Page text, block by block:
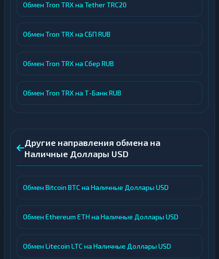
Обмен Tron TRX на Tether TRC20
Обмен Tron TRX на СБП RUB
Обмен Tron TRX на Сбер RUB
Обмен Tron TRX на Т-Банк RUB
Другие направления обмена на
Наличные Доллары USD
Обмен Bitcoin BTC на Наличные Доллары USD
Обмен Ethereum ETH на Наличные Доллары USD
Обмен Litecoin LTC на Наличные Доллары USD